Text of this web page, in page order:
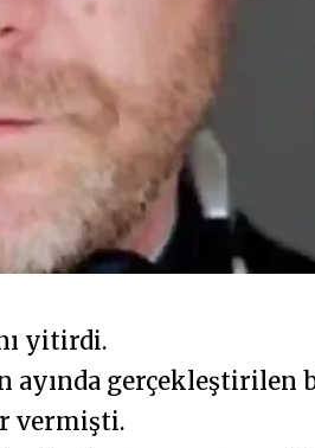
yitirdi.
ayında gerçekleştirilen
vermişti.